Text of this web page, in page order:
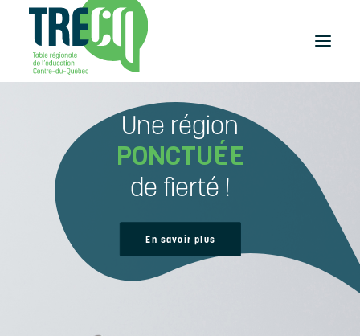
Plaisir de lire
Événements
et activités
études-travail
Une région
PONCTUÉE
de fierté !
En savoir plus